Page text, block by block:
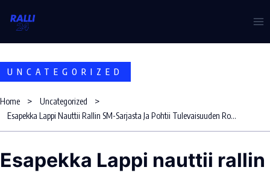
UNCATEGORIZED
Home
Uncategorized
Esapekka Lappi Nauttii Rallin SM-Sarjasta Ja Pohtii Tulevaisuuden Rooliaan
Esapekka Lappi nauttii rallin